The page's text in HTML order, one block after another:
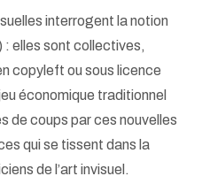
interrogent la notion
: elles sont collectives,
copyleft ou sous licence
économique traditionnel
de coups par ces nouvelles
qui se tissent dans la
de l’art invisuel.